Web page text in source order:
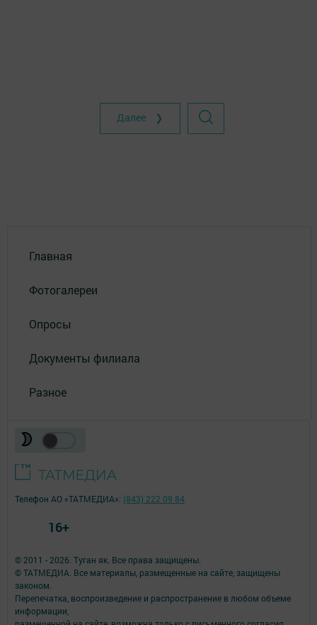
Далее ❯
Главная
Фотогалереи
Опросы
Документы филиала
Разное
© 2011 - 2026. Туган як. Все права защищены.
© ТАТМЕДИА. Все материалы, размещенные на сайте, защищены
законом.
Перепечатка, воспроизведение и распространение в любом объеме
информации,
Телефон АО «ТАТМЕДИА»: (843) 222 09 84
16+